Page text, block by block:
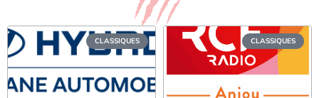
CLASSIQUES CLASSIQUES